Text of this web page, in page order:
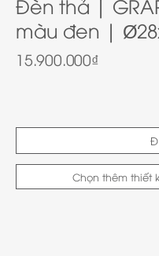
Đèn thả |
màu đen |
15.900.000₫
Chọn thêm thiết